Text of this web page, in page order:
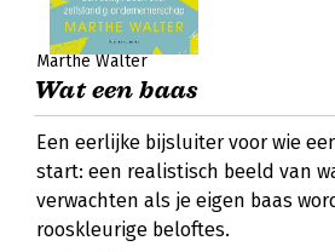
Marthe Walter
Wat een baas
Een eerlijke bijsluiter voor wie
start: een realistisch beeld van
verwachten als je eigen baas
rooskleurige beloftes.